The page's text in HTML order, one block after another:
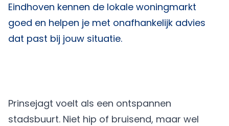
Eindhoven kennen de lokale woningmarkt
goed en helpen je met onafhankelijk advies
dat past bij jouw situatie.
Prinsejagt voelt als een ontspannen
stadsbuurt. Niet hip of bruisend, maar wel